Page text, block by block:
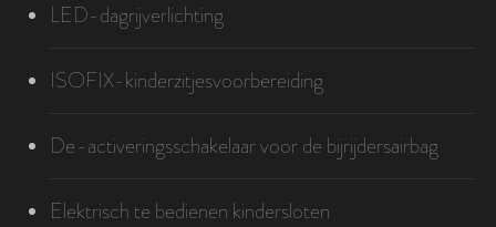
LED-dagrijverlichting
ISOFIX-kinderzitjesvoorbereiding
De-activeringsschakelaar voor de bijrijdersairbag
Elektrisch te bedienen kindersloten